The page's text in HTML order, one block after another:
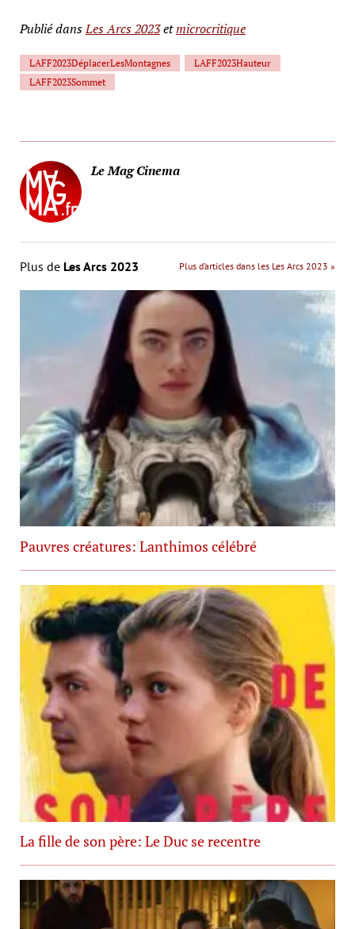
Publié dansLes Arcs 2023etmicrocritique
LAFF2023DéplacerLesMontagnes
LAFF2023Hauteur
LAFF2023Sommet
Le Mag Cinema
Plus de Les Arcs 2023 Plus d’articles dans les Les Arcs 2023 »
Pauvres créatures: Lanthimos célébré
La fille de son père: Le Duc se recentre